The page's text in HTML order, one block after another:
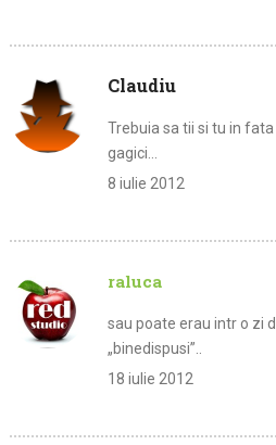
Claudiu
Trebuia sa tii si tu in
gagici…
8 iulie 2012
raluca
sau poate erau intr o zi
„binedispusi”..
18 iulie 2012